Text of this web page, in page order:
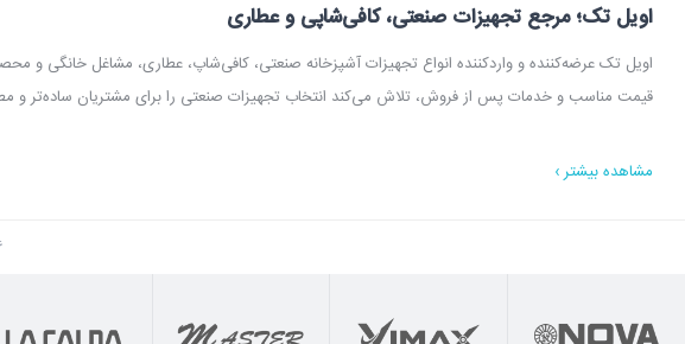
اویل تک؛ مرجع تجهیزات صنعتی، کافی‌شاپی و عطاری
اویل تک عرضه‌کننده و واردکننده انواع تجهیزات آشپزخانه صنعتی، کافی‌شاپ، عطاری، مشاغل خانگی
در اویل تک می‌توانید انواع دستگاه آسیاب عطاری، آسیاب قهوه، دستگاه روغن‌گیری، ارده‌گیری و
مشاهده بیشتر ›